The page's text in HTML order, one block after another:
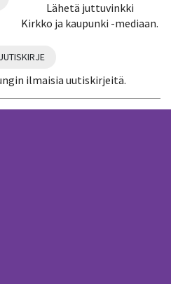
Lähetä juttuvinkki
Kirkko ja kaupunki -mediaan.
ilmaisia uutiskirjeitä.